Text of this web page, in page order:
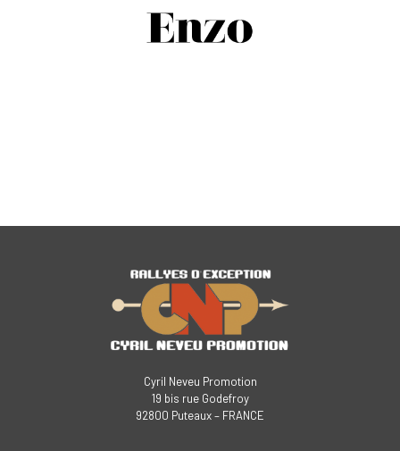
Cyril Neveu Promotion
19 bis rue Godefroy
92800 Puteaux – FRANCE